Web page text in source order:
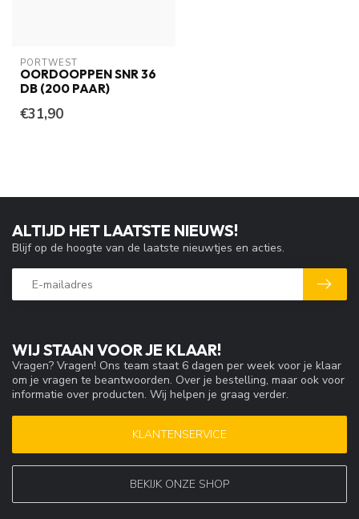
PORTWEST
OORDOOPPEN SNR 36
DB (200 PAAR)
€31,90
WIJ STAAN VOOR JE KLAAR!
Vragen? Vragen! Ons team staat 6 dagen per week voor je klaar
om je vragen te beantwoorden. Over je bestelling, maar ook voor
informatie over producten. Wij helpen je graag verder.
KLANTENSERVICE
BEKIJK ONZE SHOP
ALTIJD HET LAATSTE NIEUWS!
Blijf op de hoogte van de laatste nieuwtjes en acties.